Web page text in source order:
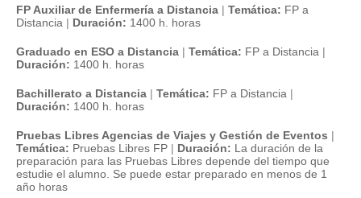
FP Auxiliar de Enfermería a Distancia | Temática: FP a
Distancia | Duración: 1400 h. horas
Graduado en ESO a Distancia | Temática: FP a Distancia |
Duración: 1400 h. horas
Bachillerato a Distancia | Temática: FP a Distancia |
Duración: 1400 h. horas
Pruebas Libres Agencias de Viajes y Gestión de Eventos |
Temática: Pruebas Libres FP | Duración: La duración de la
preparación para las Pruebas Libres depende del tiempo que
estudie el alumno. Se puede estar preparado en menos de 1
año horas